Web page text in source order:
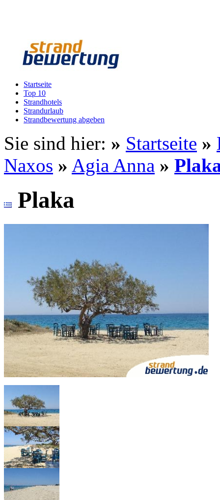
Startseite
Top 10
Strandhotels
Strandurlaub
Strandbewertung abgeben
Sie sind hier: » Startseite »
Naxos » Agia Anna »
Plaka